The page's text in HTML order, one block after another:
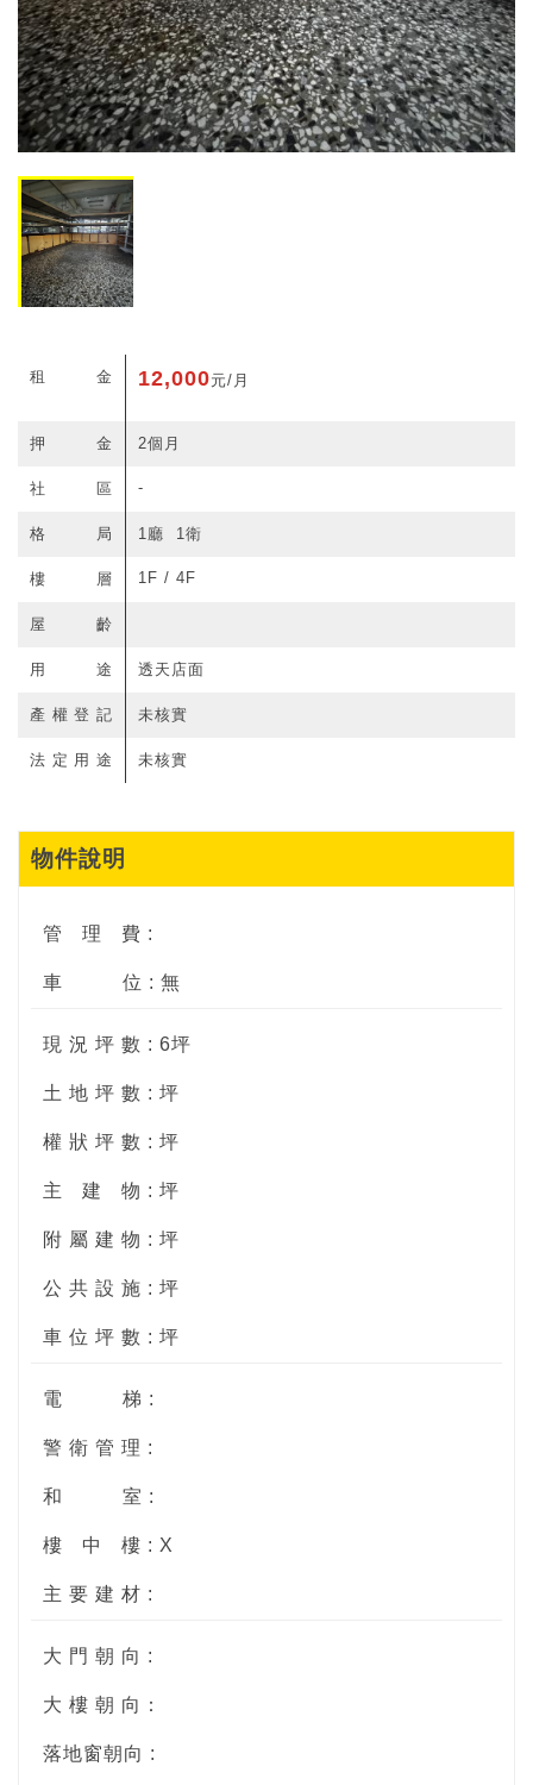
租金 12,000元/月
押金 2個月
社區 -
格局 1廳 1衛
樓層 1F / 4F
屋齡
用途 透天店面
產權登記 未核實
法定用途 未核實
物件說明
管 理 費 :
車 位 : 無
現 況 坪 數 : 6坪
土 地 坪 數 : 坪
權 狀 坪 數 : 坪
主 建 物 : 坪
附 屬 建 物 : 坪
公 共 設 施 : 坪
車 位 坪 數 : 坪
電 梯 :
警 衛 管 理 :
和 室 :
樓 中 樓 : X
主 要 建 材 :
大 門 朝 向 :
大 樓 朝 向：
落地窗朝向 :